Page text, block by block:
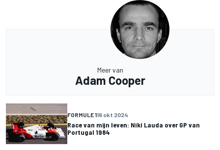
Meer van
Adam Cooper
FORMULE 116 okt 2024
Race van mijn leven: Niki Lauda over GP van
Portugal 1984